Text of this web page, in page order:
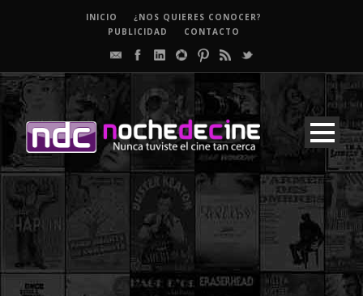
INICIO
¿NOS QUIERES CONOCER?
PUBLICIDAD
CONTACTO